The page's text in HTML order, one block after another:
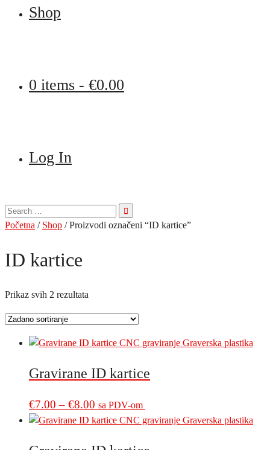
Shop
0 items - €0.00
Log In
Pretraga
za:
Početna / Shop / Proizvodi označeni “ID kartice”
ID kartice
Prikaz svih 2 rezultata
Gravirane ID kartice
€7.00 – €8.00 Price
range:
sa PDV-om
product